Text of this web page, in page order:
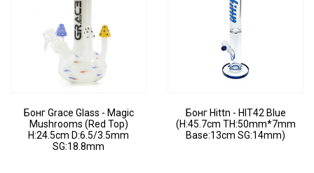
Бонг Grace Glass - Magic
Mushrooms (Red Top)
H:24.5cm D:6.5/3.5mm
SG:18.8mm
Бонг Hittn - HIT42 Blue
(H:45.7cm TH:50mm*7mm
Base:13cm SG:14mm)